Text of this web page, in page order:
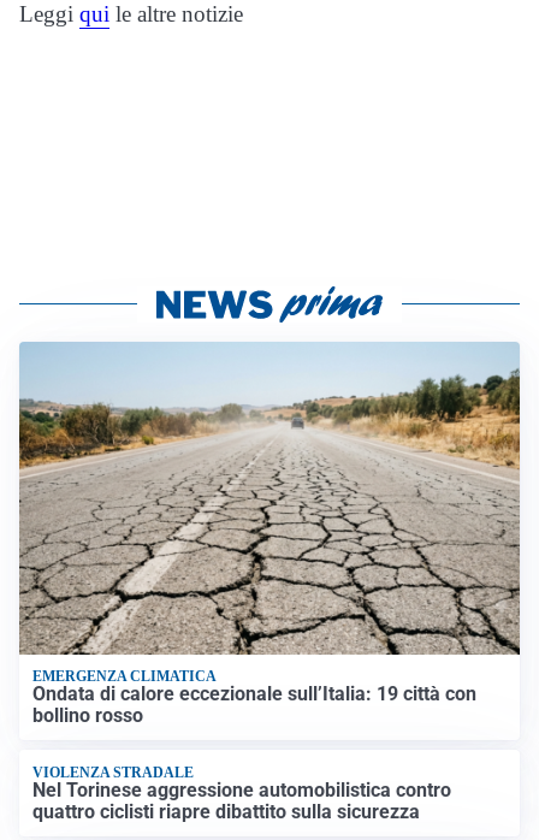
Leggi qui le altre notizie
EMERGENZA CLIMATICA
Ondata di calore eccezionale sull’Italia: 19 città con
bollino rosso
VIOLENZA STRADALE
Nel Torinese aggressione automobilistica contro
quattro ciclisti riapre dibattito sulla sicurezza